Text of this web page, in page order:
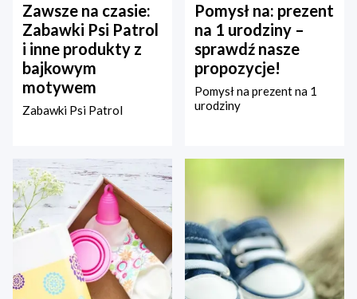
Zawsze na czasie:
Zabawki Psi Patrol
i inne produkty z
bajkowym
motywem
Zabawki Psi Patrol
Pomysł na: prezent
na 1 urodziny –
sprawdź nasze
propozycje!
Pomysł na prezent na 1
urodziny